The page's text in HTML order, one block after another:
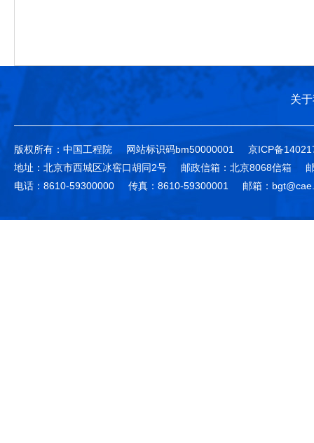
关
版权所有：中国工程院 网站标识码bm50000001
京ICP备
地址：北京市西城区冰窖口胡同2号
邮政信箱：北京8068信箱
电话：8610-59300000
传真：8610-59300001 邮箱：